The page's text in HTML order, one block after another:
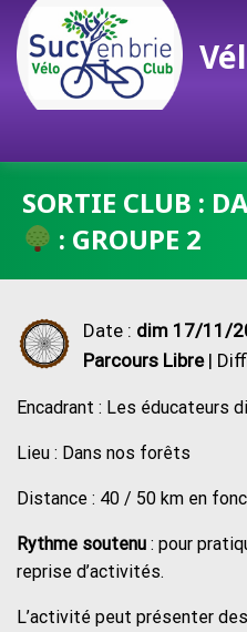
contenu
SORTIE CLUB :
: GROUPE 2
Date : dim 17/11/
Parcours Libre|
Encadrant : Les éducateurs
Lieu : Dans nos forêts
Distance : 40 / 50 km en
Rythme soutenu : pour
reprise d’activités.
L’activité peut présenter